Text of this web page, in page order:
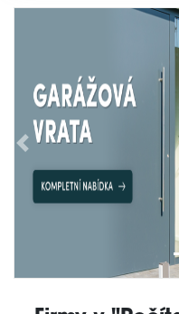
Předchozí